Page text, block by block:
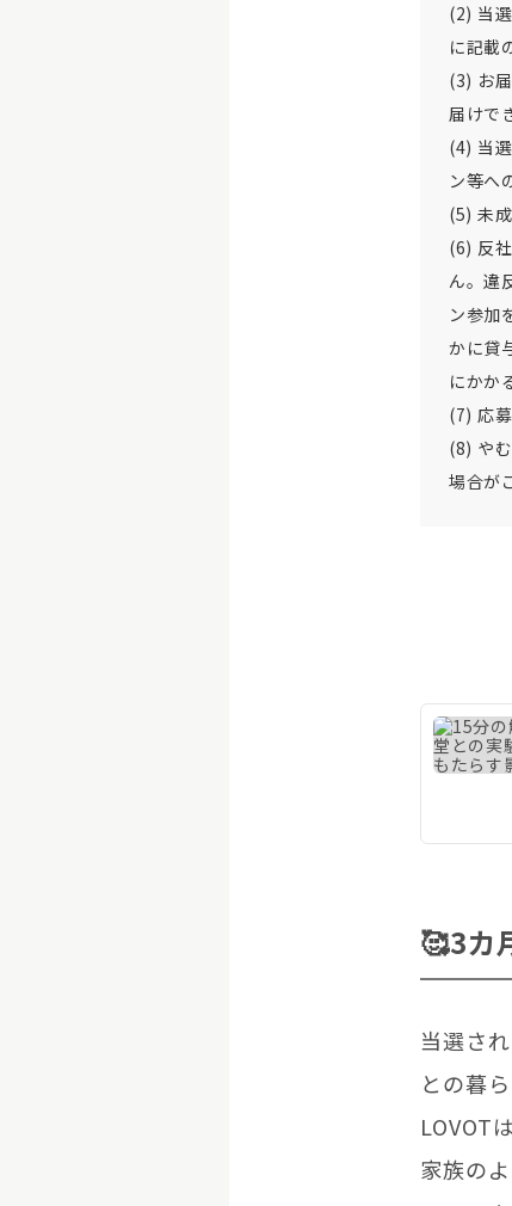
(2) 当
に記載
(3) お
届けで
(4) 当
ン等へ
(5) 未
(6) 反
ん。違
ン参加
かに貸
にかか
(7) 応
(8) や
場合が
🥰3カ
当選さ
との暮
LOVOT
家族の